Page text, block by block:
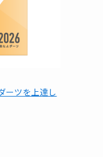
ーツを上達し